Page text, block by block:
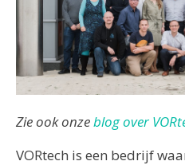
Zie ook onzeblog over
VORtech is een bedrijf